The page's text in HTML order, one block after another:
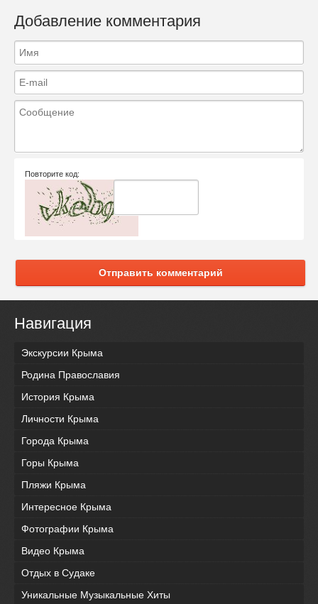
Добавление комментария
Повторите код:
Отправить комментарий
Навигация
Экскурсии Крыма
Родина Православия
История Крыма
Личности Крыма
Города Крыма
Горы Крыма
Пляжи Крыма
Интересное Крыма
Фотографии Крыма
Видео Крыма
Отдых в Судаке
Уникальные Музыкальные Хиты